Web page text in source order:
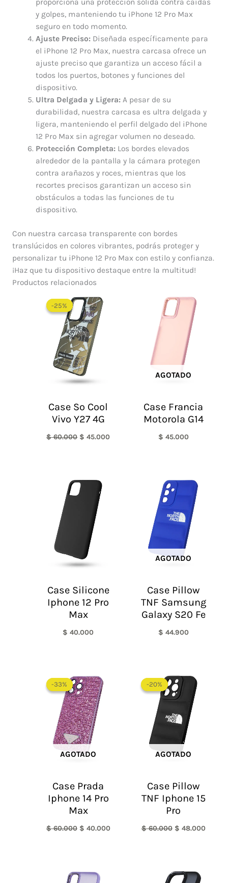
proporciona una protección sólida contra caídas
y golpes, manteniendo tu iPhone 12 Pro Max
seguro en todo momento.
Ajuste Preciso: Diseñada específicamente para
el iPhone 12 Pro Max, nuestra carcasa ofrece un
ajuste preciso que garantiza un acceso fácil a
todos los puertos, botones y funciones del
dispositivo.
Ultra Delgada y Ligera: A pesar de su
durabilidad, nuestra carcasa es ultra delgada y
ligera, manteniendo el perfil delgado del iPhone
12 Pro Max sin agregar volumen no deseado.
Protección Completa: Los bordes elevados
alrededor de la pantalla y la cámara protegen
contra arañazos y roces, mientras que los
recortes precisos garantizan un acceso sin
obstáculos a todas las funciones de tu
dispositivo.
Con nuestra carcasa transparente con bordes
translúcidos en colores vibrantes, podrás proteger y
personalizar tu iPhone 12 Pro Max con estilo y confianza.
¡Haz que tu dispositivo destaque entre la multitud!
Productos relacionados
-25%
-25%
Case So Cool
Vivo Y27 4G
$60.000
precio
original
era:
$ 60.000.
$ 45.000
AGOTADO
Case Francia
Motorola G14
$ 45.000
Case Silicone
Iphone 12 Pro
Max
$ 40.000
AGOTADO
Case Pillow
TNF Samsung
Galaxy S20 Fe
$ 44.900
-33%
AGOTADO
-33%
Case Prada
Iphone 14 Pro
Max
$60.000
precio
original
era:
$ 60.000.
$ 40.000
-20%
AGOTADO
-20%
Case Pillow
TNF Iphone 15
Pro
$60.000
precio
original
era:
$ 60.000.
$ 48.000